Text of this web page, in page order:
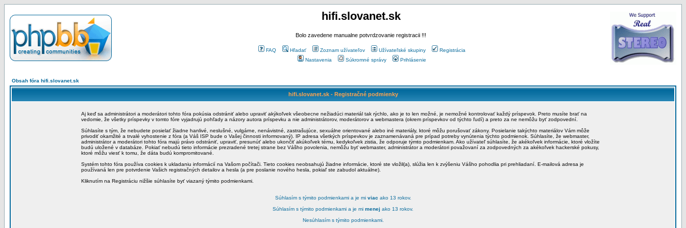
hifi.slovanet.sk
Bolo zavedene manualne potvrdzovanie registracii !!!
FAQ Hľadať Zoznam užívateľov Užívateľské skupiny
Registrácia
Nastavenia
Súkromné správy Prihlásenie
Obsah fóra hifi.slovanet.sk
hifi.slovanet.sk - Registračné podmienky
Aj keď sa administrátori a moderátori tohto fóra pokúsia odstrániť alebo upraviť akýkoľvek všeobecne nežiadúci materiál tak rýchlo, ako je to len možné, je nemožné kontrolovať každý príspevok. Preto musíte brať na
vedomie, že všetky príspevky v tomto fóre vyjadrujú pohľady a názory autora príspevku a nie administrátorov, moderátorov a webmastera (okrem príspevkov od týchto ľudí) a preto za ne nemôžu byť zodpovední.
Súhlasíte s tým, že nebudete posielať žiadne hanlivé, neslušné, vulgárne, nenávistné, zastrašujúce, sexuálne orientované alebo iné materiály, ktoré môžu porušovať zákony. Posielanie takýchto materiálov Vám môže
privodiť okamžité a trvalé vyhostenie z fóra (a Váš ISP bude o Vašej činnosti informovaný). IP adresa všetkých príspevkov je zaznamenávaná pre prípad potreby vynútenia týchto podmienok. Súhlasíte, že webmaster,
administrátor a moderátori tohto fóra majú právo odstrániť, upraviť, presunúť alebo ukončiť akúkoľvek tému, kedykoľvek zistia, že odporuje týmto podmienkam. Ako užívateľ súhlasíte, že akékoľvek informácie, ktoré vložíte
budú uložené v databáze. Pokiať nebudú tieto informácie prezradené tretej strane bez Vášho povolenia, nemôžu byť webmaster, administrátor a moderátori považovaní za zodpovedných za akékoľvek hackerské pokusy,
ktoré môžu viesť k tomu, že dáta budú kompromitované.
Systém tohto fóra používa cookies k ukladaniu informácií na Vašom počítači. Tieto cookies neobsahujú žiadne informácie, ktoré ste vložil(a), slúžia len k zvýšeniu Vášho pohodlia pri prehliadaní. E-mailová adresa je
používaná len pre potvrdenie Vašich registračných detailov a hesla (a pre poslanie nového hesla, pokiaľ ste zabudol aktuálne).
Kliknutím na Registráciu nižšie súhlasíte byť viazaný týmito podmienkami.
Súhlasím s týmito podmienkami a je mi viac ako 13 rokov.
Súhlasím s týmito podmienkami a je mi menej ako 13 rokov.
Nesúhlasím s týmito podmienkami.